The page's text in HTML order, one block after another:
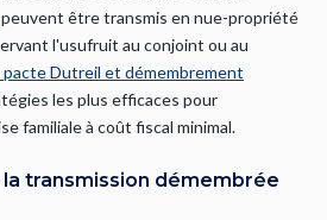
être transmis en nue-propriété
l'usufruit au conjoint ou au
pacte Dutreil et démembrement
les plus efficaces pour
familiale à coût fiscal minimal.
transmission démembrée